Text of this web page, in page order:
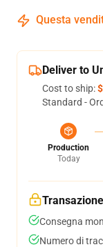
Questa
Deliver to
Cost to ship:
Standard -
Production
Today
Consegna
Numero di